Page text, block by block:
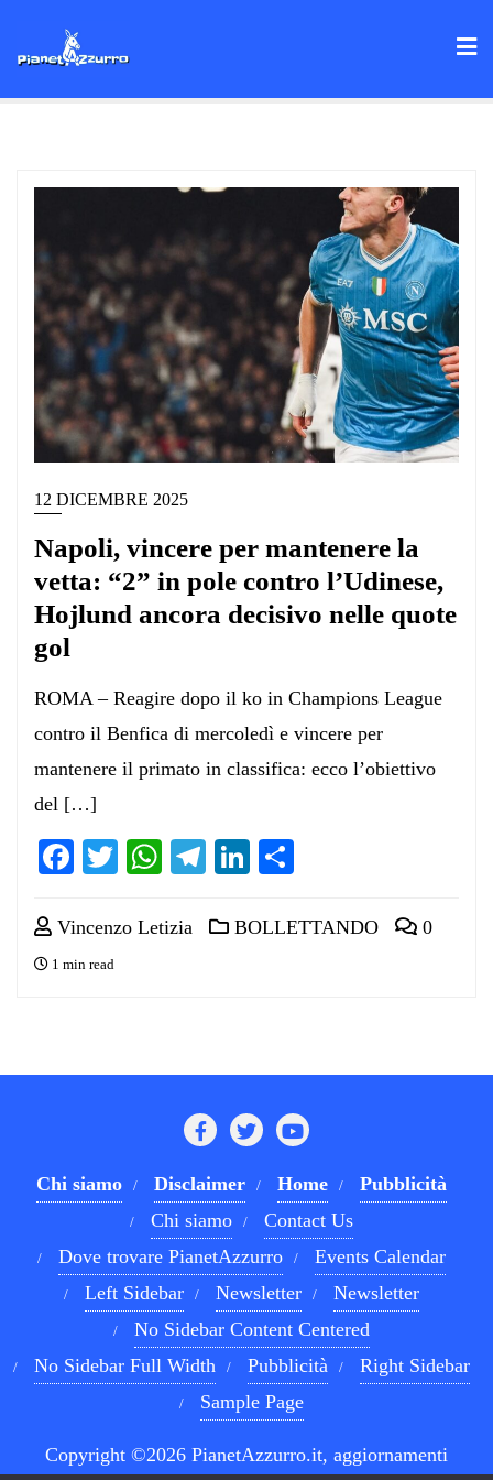
12 DICEMBRE 2025
Napoli, vincere per mantenere la
vetta: “2” in pole contro l’Udinese,
Hojlund ancora decisivo nelle quote
gol
ROMA – Reagire dopo il ko in Champions League
contro il Benfica di mercoledì e vincere per
mantenere il primato in classifica: ecco l’obiettivo
del […]
Facebook
TwitterWhatsApp
Telegram
LinkedIn
Vincenzo Letizia BOLLETTANDO 0
1 min read
Chi siamo Disclaimer Home
Pubblicità
Chi siamo
Contact Us
Dove trovare PianetAzzurro
Events Calendar
Left Sidebar
Newsletter
Newsletter
No Sidebar Content Centered
No Sidebar Full Width
Pubblicità
Right Sidebar
Sample Page
Copyright ©2026 PianetAzzurro.it, aggiornamenti